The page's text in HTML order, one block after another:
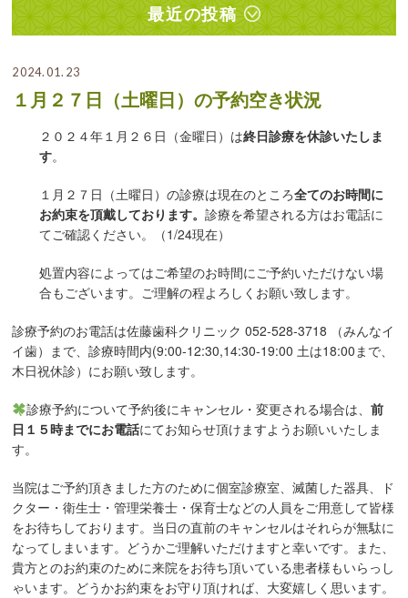
最近の投稿
2024.01.23
１月２７日（土曜日）の予約空き状況
２０２４年１月２６日（金曜日）は終日診療を休診いたしま
す。
１月２７日（土曜日）の診療は現在のところ全てのお時間に
お約束を頂戴しております。診療を希望される方はお電話に
てご確認ください。（1/24現在）
処置内容によってはご希望のお時間にご予約いただけない場
合もございます。ご理解の程よろしくお願い致します。
診療予約のお電話は佐藤歯科クリニック 052-528-3718 （みんなイ
イ歯）まで、診療時間内(9:00-12:30,14:30-19:00 土は18:00まで、
木日祝休診）にお願い致します。
診療予約について予約後にキャンセル・変更される場合は、前
日１５時までにお電話にてお知らせ頂けますようお願いいたしま
す。
当院はご予約頂きました方のために個室診療室、滅菌した器具、ド
クター・衛生士・管理栄養士・保育士などの人員をご用意して皆様
をお待ちしております。当日の直前のキャンセルはそれらが無駄に
なってしまいます。どうかご理解いただけますと幸いです。また、
貴方とのお約束のために来院をお待ち頂いている患者様もいらっし
ゃいます。どうかお約束をお守り頂ければ、大変嬉しく思います。